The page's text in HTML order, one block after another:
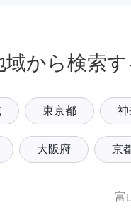
域から検索す
東京都 神
大阪府 京
富